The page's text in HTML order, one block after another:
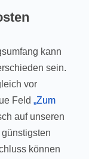
kann
sein.
vor
Feld„Zum
auf unseren
können